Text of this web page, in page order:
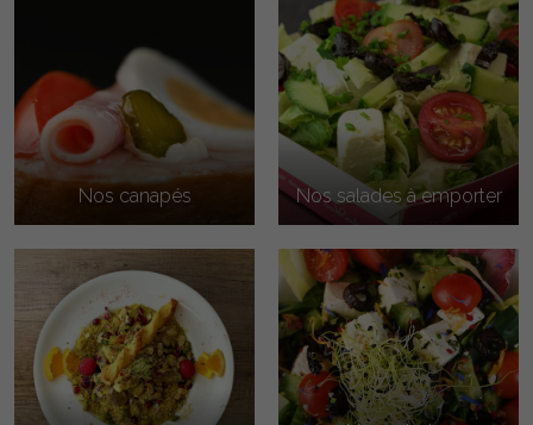
Nos canapés Nos salades à emporter